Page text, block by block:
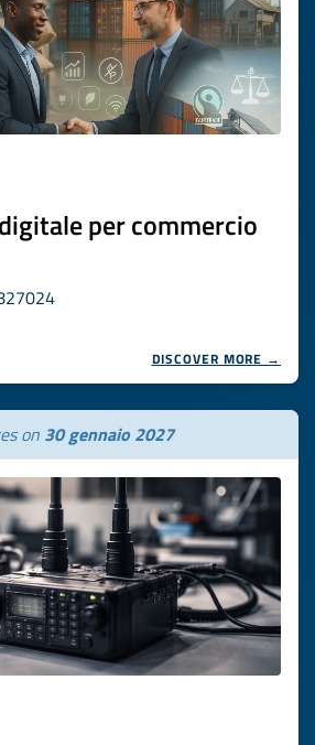
per commercio
DISCOVER MORE →
on 30 gennaio 2027